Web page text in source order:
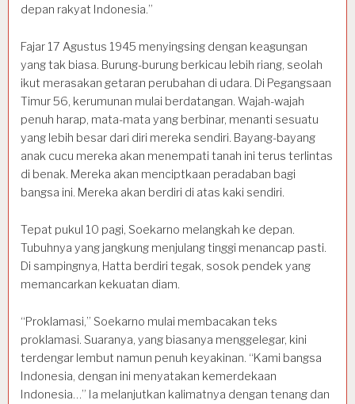
depan rakyat Indonesia.”
Fajar 17 Agustus 1945 menyingsing dengan keagungan
yang tak biasa. Burung-burung berkicau lebih riang, seolah
ikut merasakan getaran perubahan di udara. Di Pegangsaan
Timur 56, kerumunan mulai berdatangan. Wajah-wajah
penuh harap, mata-mata yang berbinar, menanti sesuatu
yang lebih besar dari diri mereka sendiri. Bayang-bayang
anak cucu mereka akan menempati tanah ini terus terlintas
di benak. Mereka akan menciptkaan peradaban bagi
bangsa ini. Mereka akan berdiri di atas kaki sendiri.
Tepat pukul 10 pagi, Soekarno melangkah ke depan.
Tubuhnya yang jangkung menjulang tinggi menancap pasti.
Di sampingnya, Hatta berdiri tegak, sosok pendek yang
memancarkan kekuatan diam.
“Proklamasi,” Soekarno mulai membacakan teks
proklamasi. Suaranya, yang biasanya menggelegar, kini
terdengar lembut namun penuh keyakinan. “Kami bangsa
Indonesia, dengan ini menyatakan kemerdekaan
Indonesia…” Ia melanjutkan kalimatnya dengan tenang dan